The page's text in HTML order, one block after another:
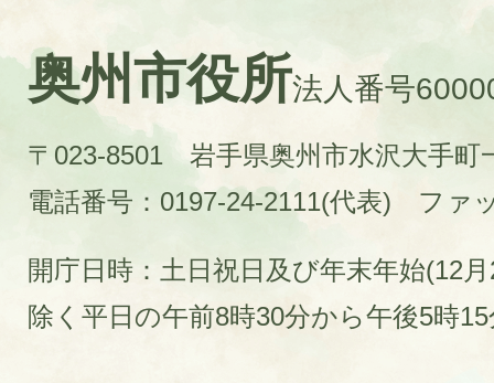
奥州市役所法人番号
〒023-8501 岩手県奥州市水沢大手町
電話番号：0197-24-2111(代表)
ファ
開庁日時：土日祝日及び年末年始(12
除く平日の午前8時30分から午後5時